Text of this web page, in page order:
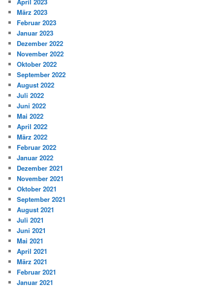
März 2023
Februar 2023
Januar 2023
Dezember 2022
November 2022
Oktober 2022
September 2022
August 2022
Juli 2022
Juni 2022
Mai 2022
April 2022
März 2022
Februar 2022
Januar 2022
Dezember 2021
November 2021
Oktober 2021
September 2021
August 2021
Juli 2021
Juni 2021
Mai 2021
April 2021
März 2021
Februar 2021
Januar 2021